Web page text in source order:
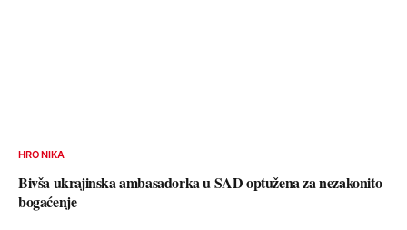
HRONIKA
Bivša ukrajinska ambasadorka u SAD optužena za nezakonito
bogaćenje